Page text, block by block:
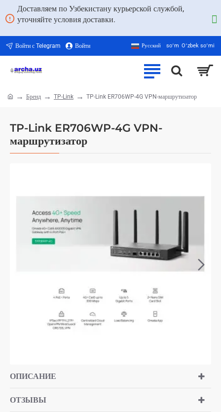
Доставляем по Узбекистану курьерской службой,
уточняйте условия доставки.
Войти с Telegram Войти Русский soʻm Oʻzbek soʻmi
TP-Link ER706WP-4G VPN-
маршрутизатор
Бренд TP-Link TP-Link ER706WP-4G VPN-маршрутизатор
ОПИСАНИЕ
ОТЗЫВЫ